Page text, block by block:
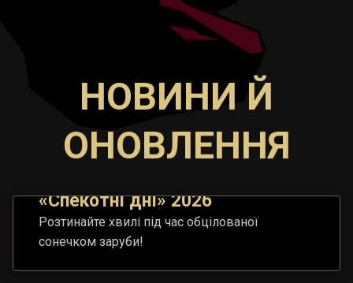
НОВИНИ Й
ОНОВЛЕННЯ
«Спекотні дні» 2026
Розтинайте хвилі під час обцілованої
сонечком заруби!